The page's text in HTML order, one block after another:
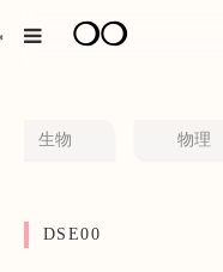
❍❍
生物 物理
DSE00